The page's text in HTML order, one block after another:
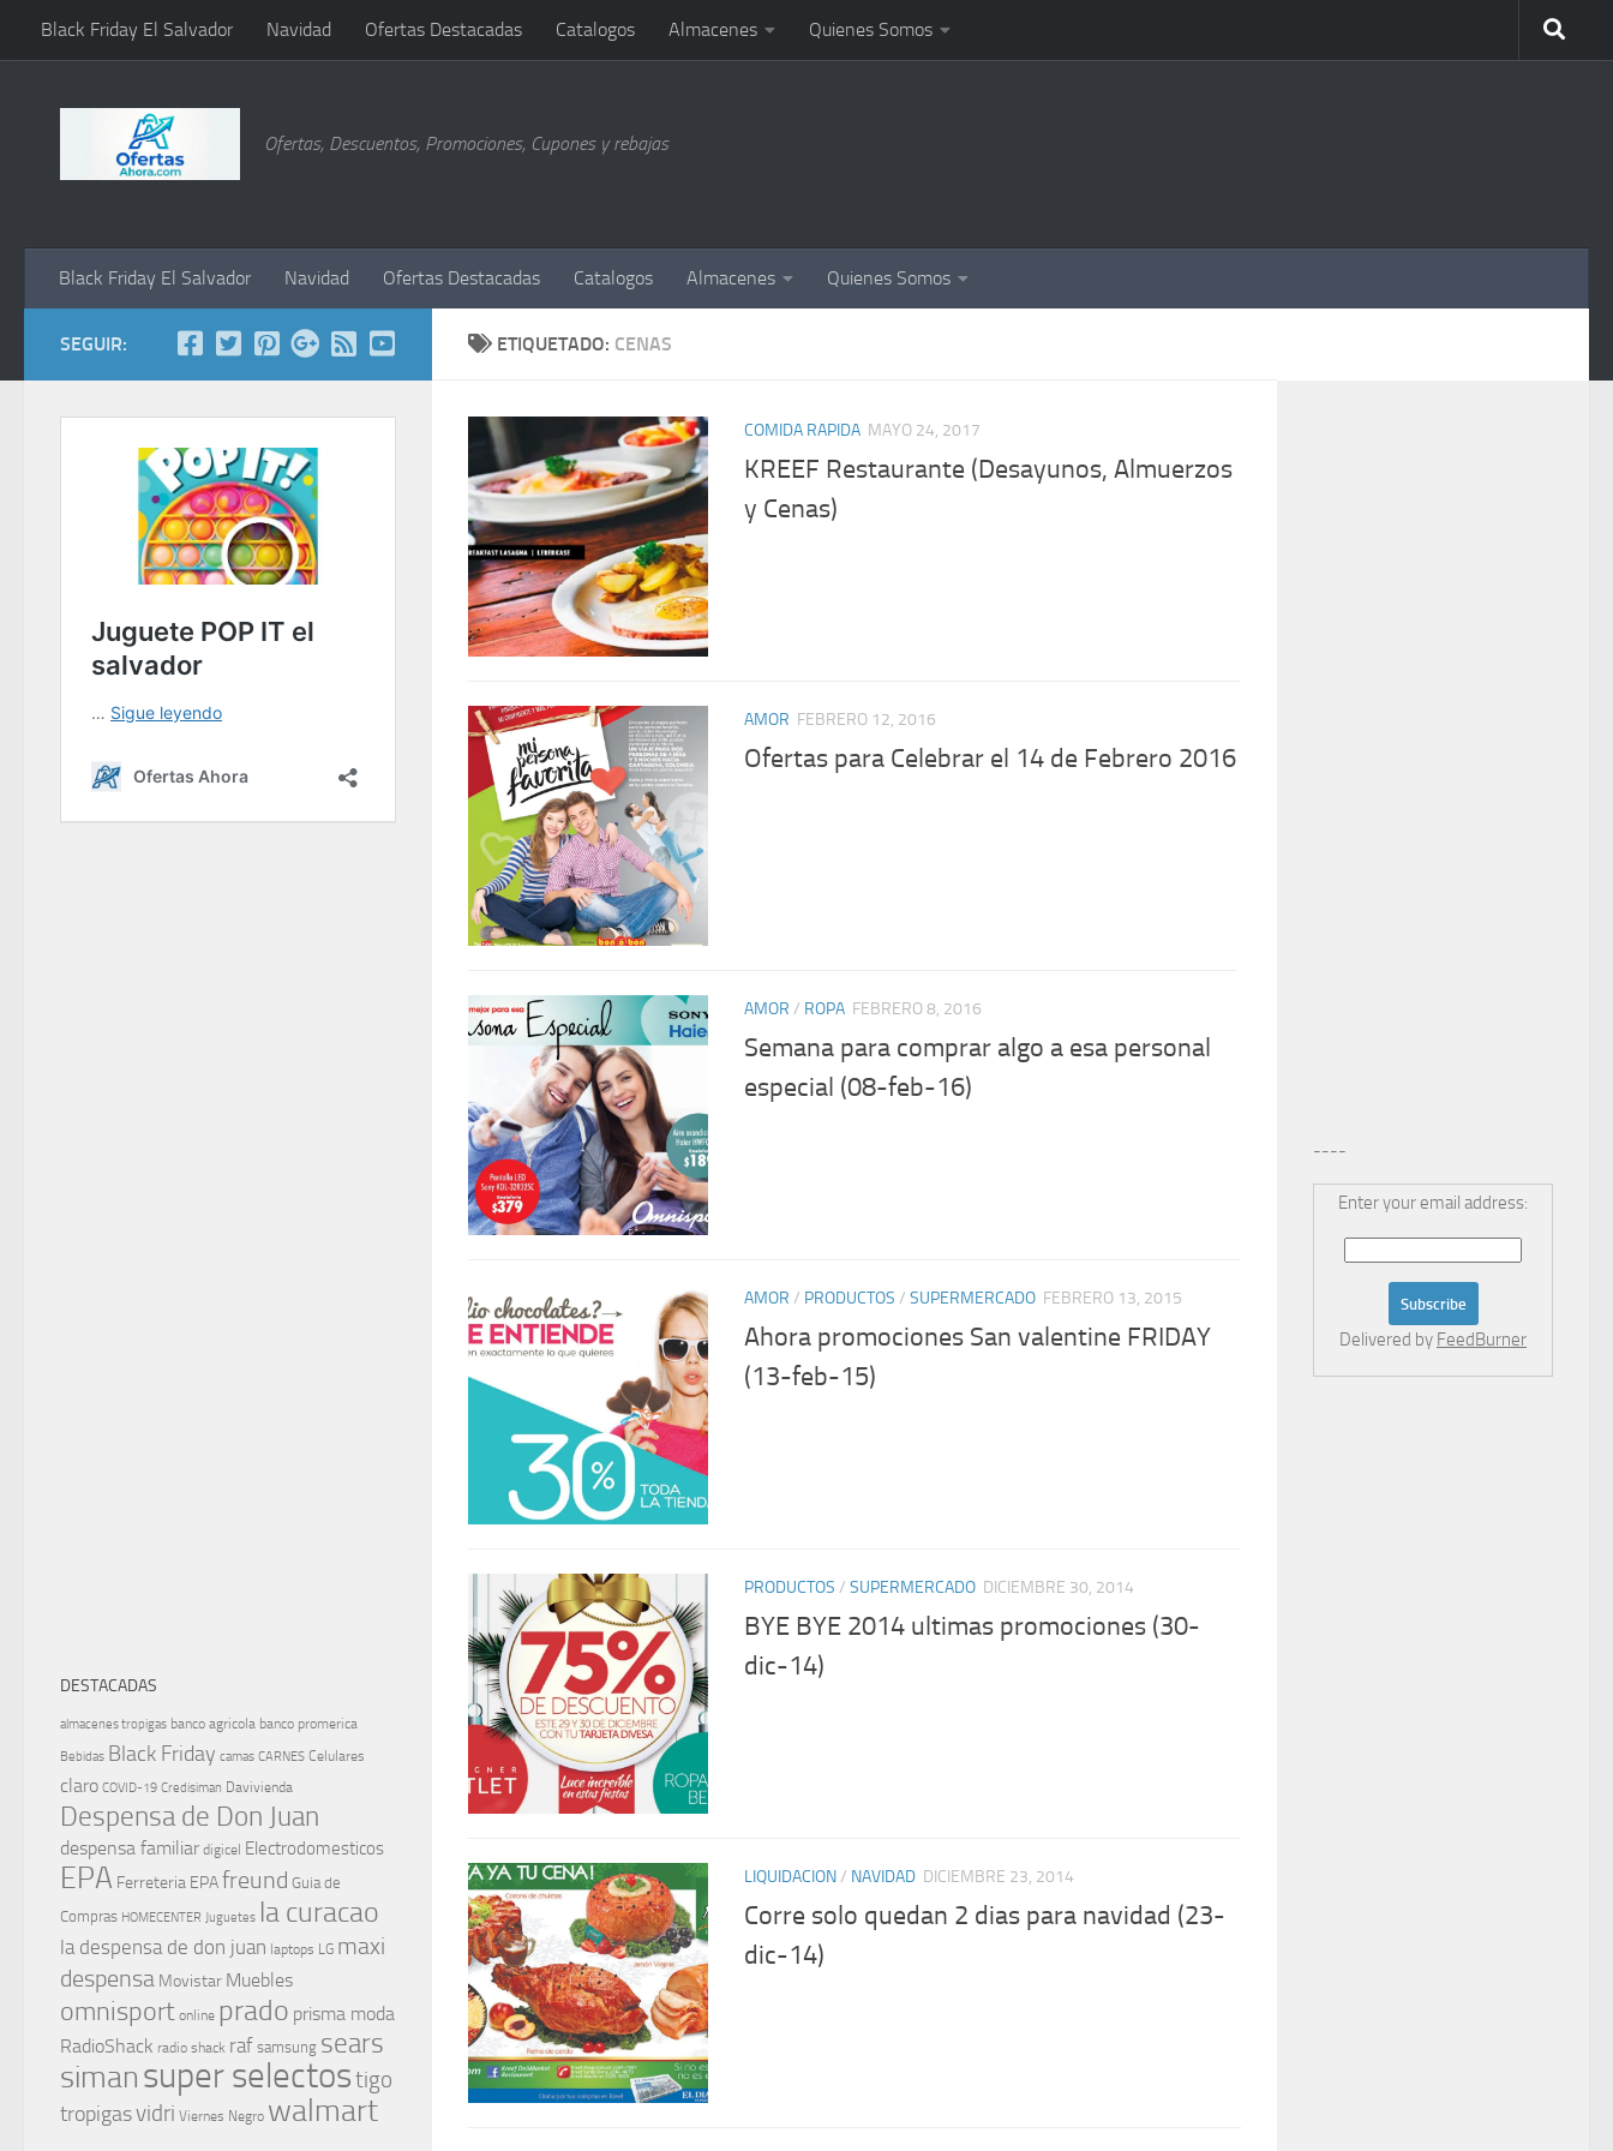
Saltar al contenido
Black Friday El Salvador Navidad Ofertas Destacadas Catalogos Almacenes Quienes Somos
Ofertas, Descuentos, Promociones, Cupones y rebajas
Black Friday El Salvador Navidad Ofertas Destacadas Catalogos Almacenes Quienes Somos
ETIQUETADO: CENAS
COMIDA RAPIDA MAYO 24, 2017
KREEF Restaurante (Desayunos, Almuerzos
y Cenas)
AMOR FEBRERO 12, 2016
Ofertas para Celebrar el 14 de Febrero 2016
AMOR / ROPA FEBRERO 8, 2016
Semana para comprar algo a esa personal
especial (08-feb-16)
AMOR / PRODUCTOS / SUPERMERCADO FEBRERO 13, 2015
Ahora promociones San valentine FRIDAY
(13-feb-15)
PRODUCTOS / SUPERMERCADO DICIEMBRE 30, 2014
BYE BYE 2014 ultimas promociones (30-
dic-14)
LIQUIDACION/ NAVIDAD DICIEMBRE 23, 2014
Corre solo quedan 2 dias para navidad (23-
dic-14)
SEGUIR:
DESTACADAS
almacenes tropigas banco agricola banco promerica
Bebidas Black Friday camas CARNES Celulares
claro COVID-19 Credisiman Davivienda
Despensa de Don Juan
despensa familiar digicel Electrodomesticos
EPA Ferreteria EPAfreund Guia de
Compras HOMECENTER Juguetes la curacao
la despensa de don juan laptops LG maxi
despensa Movistar Muebles
omnisport online prado prisma moda
RadioShack radio shack raf samsung sears
simansuper selectostigo
tropigasvidri Viernes Negro walmart
----
Enter your email address:
Delivered by FeedBurner